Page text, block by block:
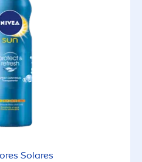
ores Solares